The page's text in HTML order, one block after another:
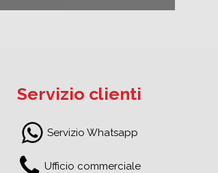
Servizio clienti
Servizio Whatsapp
Ufficio commerciale